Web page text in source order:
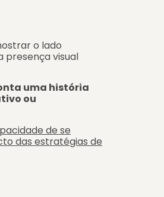
o lado
presença visual
uma história
ou
de se
das estratégias de